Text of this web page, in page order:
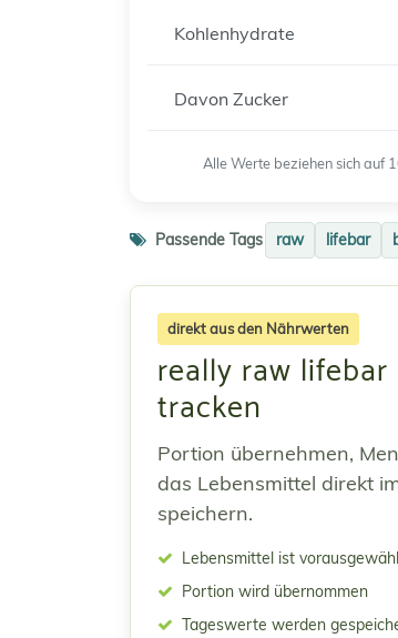
Kohlenhydrate
Davon Zucker
Alle Werte beziehen sich auf
Passende Tags raw lifebar
direkt aus den Nährwerten
really raw
tracken
Portion übernehmen,
das Lebensmittel direkt
speichern.
Lebensmittel ist
Portion wird übernommen
Tageswerte werden